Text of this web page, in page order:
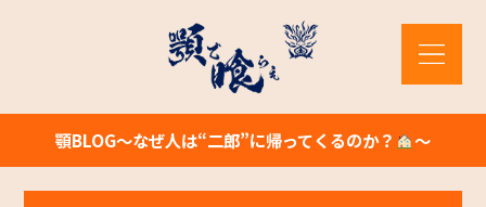
顎BLOG～なぜ人は“二郎”に帰ってくるのか？ ～